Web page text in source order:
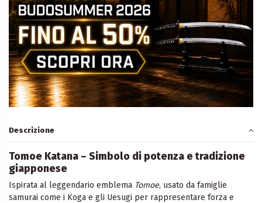
Descrizione
Tomoe Katana – Simbolo di potenza e tradizione
giapponese
Ispirata al leggendario emblema Tomoe, usato da famiglie
samurai come i Koga e gli Uesugi per rappresentare forza e